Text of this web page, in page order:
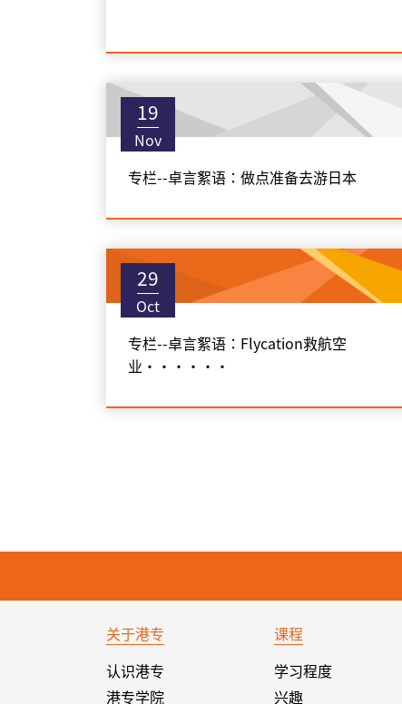
19
Nov
专栏--卓言絮语：做点准备去游日本
29
Oct
专栏--卓言絮语：Flycation救航空
业‧‧‧‧‧‧
关于港专
认识港专
港专学院
课程
学习程度
兴趣